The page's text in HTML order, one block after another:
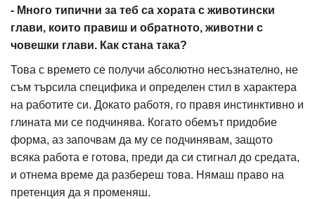
- Много типични за теб са хората с животински
глави, които правиш и обратното, животни с
човешки глави. Как стана така?
Това с времето се получи абсолютно несъзнателно, не
съм търсила специфика и определен стил в характера
на работите си. Докато работя, го правя инстинктивно и
глината ми се подчинява. Когато обемът придобие
форма, аз започвам да му се подчинявам, защото
всяка работа е готова, преди да си стигнал до средата,
и отнема време да разбереш това. Нямаш право на
претенция да я променяш.